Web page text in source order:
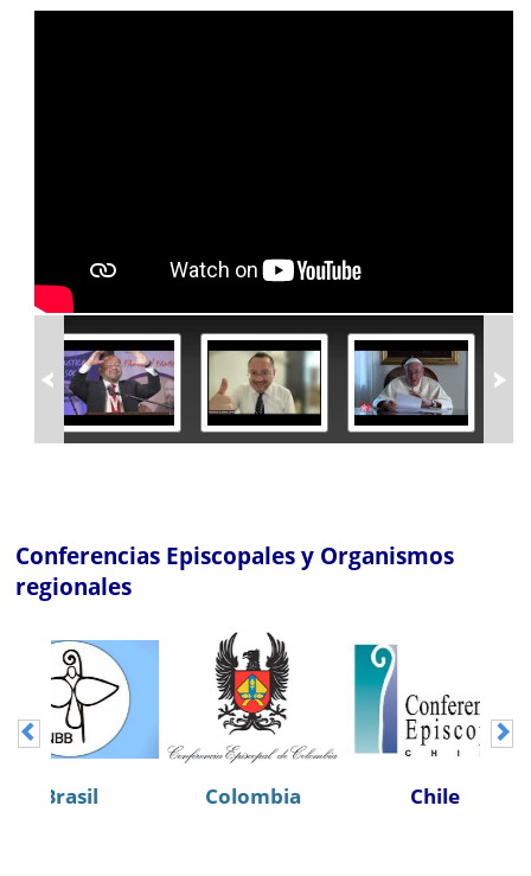
Conferencias Episcopales y Organismos
regionales
Colombia Chile Costa Rica